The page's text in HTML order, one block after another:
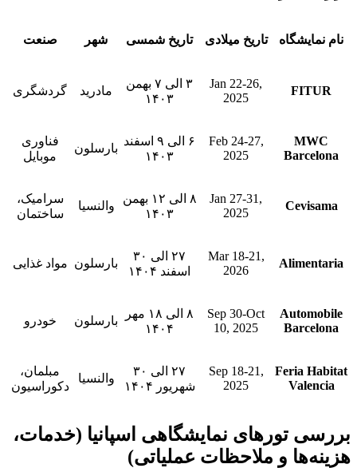
نام نمایشگاه تاریخ میلادی تاریخ شمسی شهر صنعت
FITUR
Jan 22-26,
2025
۳ الی ۷ بهمن
۱۴۰۳
مادرید گردشگری
MWC
Barcelona
Feb 24-27,
2025
۶ الی ۹ اسفند
۱۴۰۳
بارسلون
فناوری
موبایل
Cevisama
Jan 27-31,
2025
۸ الی ۱۲ بهمن
۱۴۰۳
والنسیا
سرامیک،
ساختمان
Alimentaria
Mar 18-21,
2026
۲۷ الی ۳۰
اسفند ۱۴۰۴
بارسلون مواد غذایی
Automobile
Barcelona
Sep 30-Oct
10, 2025
۸ الی ۱۸ مهر
۱۴۰۴
بارسلون خودرو
Feria Habitat
Valencia
Sep 18-21,
2025
۲۷ الی ۳۰
شهریور ۱۴۰۴
والنسیا
مبلمان،
دکوراسیون
بررسی تورهای نمایشگاهی اسپانیا (خدمات،
هزینه‌ها و ملاحظات عملیاتی)